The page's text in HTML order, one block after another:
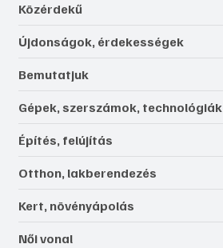
Közérdekű
Újdonságok, érdekességek
Bemutatjuk
Gépek, szerszámok, technológiák
Építés, felújítás
Otthon, lakberendezés
Kert, növényápolás
Női vonal